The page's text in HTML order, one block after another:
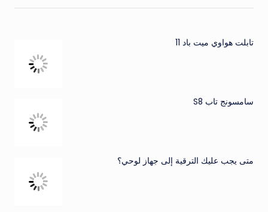
تابلت هواوي ميت باد 11
سامسونج تاب S8
متى يجب عليك الترقية إلى جهاز لوحي؟